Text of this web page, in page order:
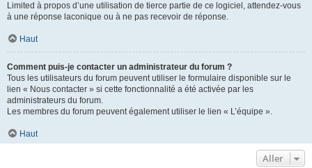
Limited à propos d’une utilisation de tierce partie de ce logiciel, attendez-vous
à une réponse laconique ou à ne pas recevoir de réponse.
Haut
Comment puis-je contacter un administrateur du forum ?
Tous les utilisateurs du forum peuvent utiliser le formulaire disponible sur le
lien « Nous contacter » si cette fonctionnalité a été activée par les
administrateurs du forum.
Les membres du forum peuvent également utiliser le lien « L’équipe ».
Haut
Aller